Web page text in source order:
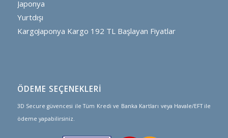
Japonya Kargo 192 TL Başlayan Fiyatlar
ÖDEME SEÇENEKLERİ
3D Secure güvencesi ile Tüm Kredi ve Banka Kartları veya Havale/EFT ile
ödeme yapabilirsiniz.